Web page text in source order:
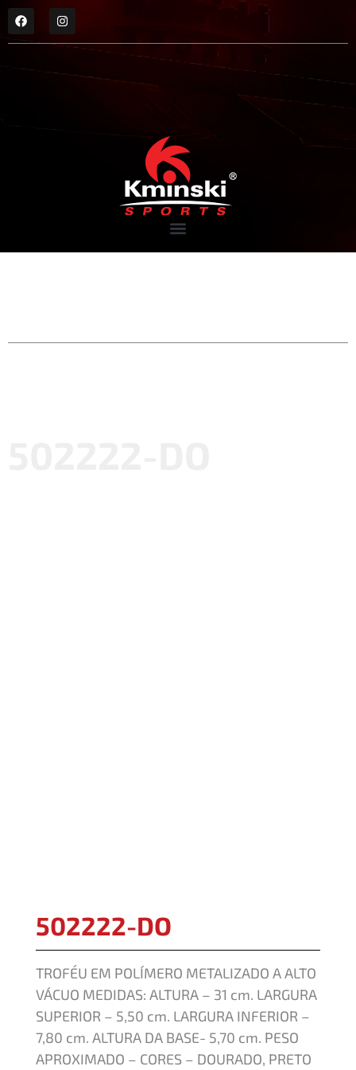
502222-DO
TROFÉU EM POLÍMERO METALIZADO A ALTO
VÁCUO MEDIDAS: ALTURA – 31 cm. LARGURA
SUPERIOR – 5,50 cm. LARGURA INFERIOR –
7,80 cm. ALTURA DA BASE- 5,70 cm. PESO
APROXIMADO – CORES – DOURADO, PRETO